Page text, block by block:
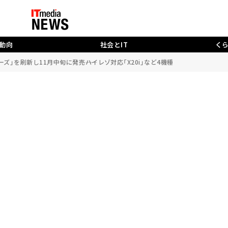
向 社会とIT く
」を刷新し11月中旬に発売――ハイレゾ対応「X20i」など4機種